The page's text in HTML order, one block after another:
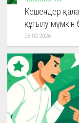
Кешендер
құтылу мүмкін
28.02.2026